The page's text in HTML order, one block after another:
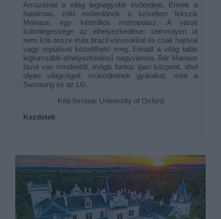
Amazóniai a világ legnagyobb esőerdeje. Ennek a
hatalmas, zöld esőerdőnek a szívében fekszik
Manaus, egy kétmilliós metropolisz. A város
különlegessége az elhelyezkedése: semmilyen út
nem köti össze más brazil városokkal és csak hajóval
vagy repülővel közelíthető meg. Emiatt a világ talán
legfurcsább elhelyezkedésű nagyvárosa. Bár Manaus
távol van mindentől, mégis fontos ipari központ, ahol
olyan világcégek működtetnek gyárakat, mint a
Samsung és az LG.
Kép forrása: University of Oxford
Kezdetek
...